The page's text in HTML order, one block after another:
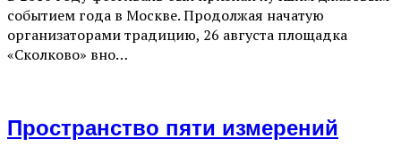
событием года в Москве. Продолжая начатую
организаторами традицию, 26 августа площадка
«Сколково» вно…
Пространство пяти измерений